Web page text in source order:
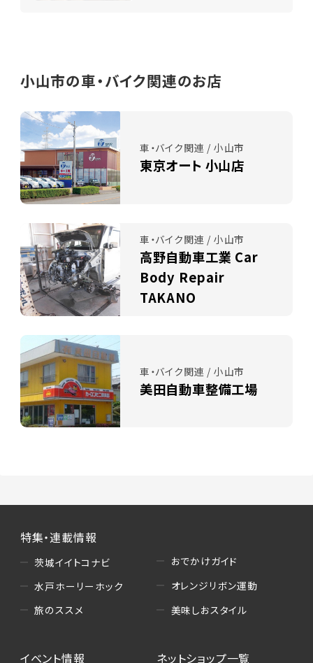
小山市の車・バイク関連のお店
車・バイク関連 / 小山市
東京オート 小山店
車・バイク関連 / 小山市
高野自動車工業 Car
Body Repair
TAKANO
車・バイク関連 / 小山市
美田自動車整備工場
特集・連載情報
茨城イイトコナビ
水戸ホーリーホック
旅のススメ
おでかけガイド
オレンジリボン運動
美味しおスタイル
イベント情報
ネットショップ一覧